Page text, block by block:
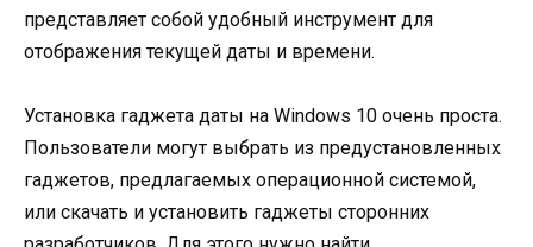
представляет собой удобный инструмент для
отображения текущей даты и времени.
Установка гаджета даты на Windows 10 очень проста.
Пользователи могут выбрать из предустановленных
гаджетов, предлагаемых операционной системой,
или скачать и установить гаджеты сторонних